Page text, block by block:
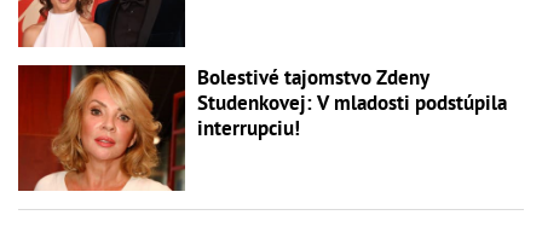
Bolestivé tajomstvo Zdeny
Studenkovej: V mladosti podstúpila
interrupciu!